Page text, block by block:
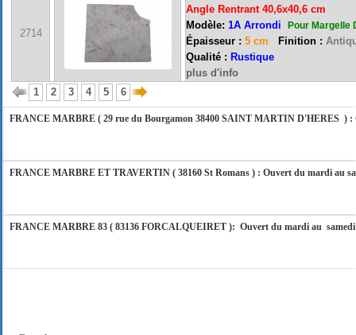
2714
Angle Rentrant 40,6x40,6 cm
Modèle: 1A Arrondi Pour Margelle
Épaisseur : 5 cm Finition :
Qualité : Rustique
plus d'info
1
2 3 4 5 6
FRANCE MARBRE 84 ( 84600 VALREAS ): Ouvert du mardi au samedi inclus de
FERMETURE POUR CONGES ANNUELS : Nous serons fermés du 10 au 31
vous répondrons dans les meilleurs délais. Nous aurons le plaisir de vous
FRANCE MARBRE ( 29 rue du Bourgamon 38400 SAINT MARTIN D'HERES ) :
FRANCE MARBRE ET TRAVERTIN ( 38160 St Romans ) : Ouvert du mardi au
FRANCE MARBRE 83 ( 83136 FORCALQUEIRET ): Ouvert du mardi au samedi